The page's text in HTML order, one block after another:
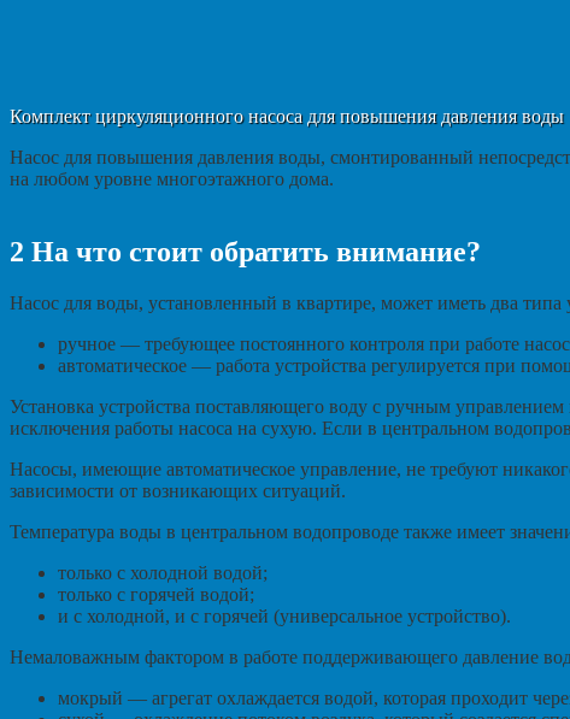
Комплект циркуляционного насоса для повышения давления воды
Насос для повышения давления воды, смонтированный
на любом уровне многоэтажного дома.
2 На что стоит обратить внимание?
Насос для воды, установленный в квартире, может иметь два типа
ручное — требующее постоянного контроля при работе
автоматическое — работа устройства регулируется при
Установка устройства поставляющего воду с ручным
исключения работы насоса на сухую. Если в центральном
Насосы, имеющие автоматическое управление, не требуют
зависимости от возникающих ситуаций.
Температура воды в центральном водопроводе также имеет
только с холодной водой;
только с горячей водой;
и с холодной, и с горячей (универсальное устройство).
Немаловажным фактором в работе поддерживающего давление
мокрый — агрегат охлаждается водой, которая проходит